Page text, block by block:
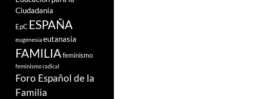
Ciudadanía
EpC ESPAÑA
eugenesiaeutanasia
FAMILIAfeminismo
feminismo radical
Foro Español de la
Familia